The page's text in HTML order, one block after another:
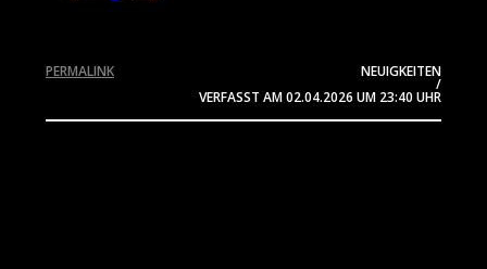
NEUIGKEITEN
/
VERFASST AM02.04.2026 UM 23:40 UHR
PERMALINK